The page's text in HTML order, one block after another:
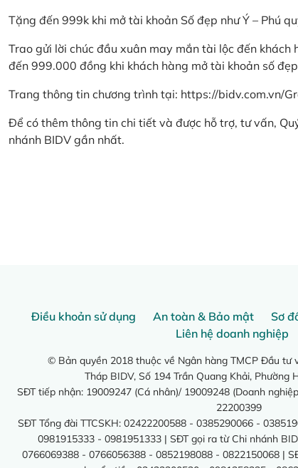
Tặng đến 999k khi mở tài khoản Số đẹp như Ý – Phú
Trao gửi lời chúc đầu xuân may mắn tài lộc đến
đến 999.000 đồng khi khách hàng mở tài khoản số
Trang thông tin chương trình tại: https://bidv.com.vn/
Để có thêm thông tin chi tiết và được hỗ trợ, tư vấn,
nhánh BIDV gần nhất.
Điều khoản sử dụng An toàn & Bảo mật Sơ
Liên hệ doanh nghiệp
© Bản quyền 2018 thuộc về Ngân hàng TMCP Đầu tư
Tháp BIDV, Số 194 Trần Quang Khải, Phường
SĐT tiếp nhận: 19009247 (Cá nhân)/ 19009248 (Doanh
22200399
SĐT Tổng đài TTCSKH: 02422200588 - 0385290066 -
0981915333 - 0981951333 | SĐT gọi ra từ Chi nhánh
0766069388 - 0766056388 - 0852198088 - 0822150068 |